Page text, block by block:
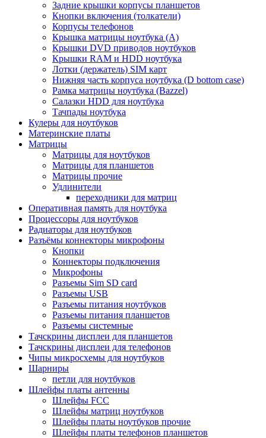
Задние крышки корпусы планшетов
Кнопки включения (толкатели)
Корпусы телефонов
Крышка матрицы ноутбука (A)
Крышки DVD приводов ноутбуков
Крышки RAM и HDD ноутбука
Лотки (держатель) SIM карт
Нижняя часть корпуса ноутбука (D bottom case)
Рамка матрицы ноутбука (Bazzel)
Салазки HDD для ноутбука
Тачпады ноутбука
Кулеры для ноутбуков
Материнские платы
Матрицы
Матрицы для ноутбуков
Матрицы для планшетов
Матрицы прочие
Удлинители
переходники для матриц
Оперативная память для ноутбука
Процессоры для ноутбуков
Радиаторы для ноутбуков
Разъёмы коннекторы микрофоны
Кнопки
Коннекторы подключения
Микрофоны
Разъемы Sim SD card
Разъемы USB
Разъемы питания ноутбуков
Разъемы питания планшетов
Разъемы системные
Тачскрины дисплеи для планшетов
Тачскрины дисплеи для телефонов
Чипы микросхемы для ноутбуков
Шарниры
петли для ноутбуков
Шлейфы платы антенны
Шлейфы FCC
Шлейфы матриц ноутбуков
Шлейфы платы ноутбуков прочие
Шлейфы платы телефонов планшетов